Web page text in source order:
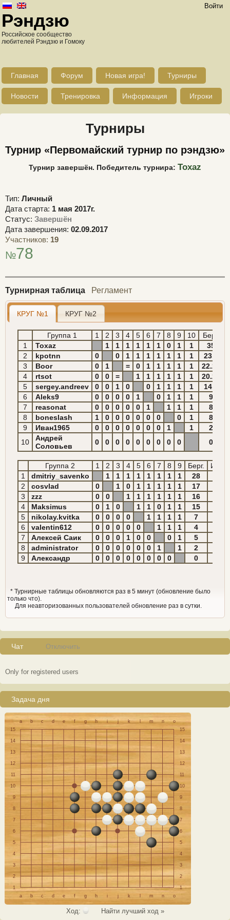
Войти
Рэндзю
Российское сообщество
любителей Рэндзю и Гомоку
Главная Форум Новая игра! Турниры
Новости Тренировка Информация Игроки
Турниры
Турнир «Первомайский турнир по рэндзю»
Турнир завершён. Победитель турнира: Toxaz
Тип: Личный
Дата старта: 1 мая 2017г.
Статус: Завершён
Дата завершения: 02.09.2017
Участников: 19
№78
Турнирная таблица Регламент
КРУГ №1 КРУГ №2
Группа 1 1 2 3 4 5 6 7 8 9 10 Берг.
1
Toxaz 1 1 1 1 1 1 0 1 1
35
2
kpotnn 0 0 1 1 1 1 1 1 1
23.5
3
Boor 0 1 = 0 1 1 1 1 1
22.25
4
rtsot 0 0 = 1 1 1 1 1 1
20.25
5
sergey.andreev 0 0 1 0 0 1 1 1 1
14.5
6
Aleks9 0 0 0 0 1 0 1 1 1
9
7
reasonat 0 0 0 0 0 1 1 1 1
8
8
boneslash 1 0 0 0 0 0 0 0 1
8
9
Иван1965 0 0 0 0 0 0 0 1 1
2
10
Андрей
Соловьев
0 0 0 0 0 0 0 0 0 0
Группа 2 1 2 3 4 5 6 7 8 9 Берг.
Итого
1
dmitriy_savenko 1 1 1 1 1 1 1 1 28
2
cosvlad 0 1 0 1 1 1 1 1 17
3
zzz 0 0 1 1 1 1 1 1 16
4
Maksimus 0 1 0 1 1 0 1 1 15
5
nikolay.kvitka 0 0 0 0 1 1 1 1 7
6
valentin612 0 0 0 0 0 1 1 1 4
7
Алексей Саик 0 0 0 1 0 0 0 1 5
8
administrator 0 0 0 0 0 0 1 1 2
9
Александр 0 0 0 0 0 0 0 0 0
* Турнирные таблицы обновляются раз в 5 минут (обновление было
только что).
Для неавторизованных пользователей обновление раз в сутки.
Чат Отключить
Only for registered users
Задача дня
a b c d e f g h i j k l m n
o
15
15
14 14
13 13
12 12
11 11
10 10
9 9
8 8
7 7
6 6
5 5
4 4
3 3
2 2
1
1
a
b c d e f g h i j k m n o
Ход: Найти лучший ход »